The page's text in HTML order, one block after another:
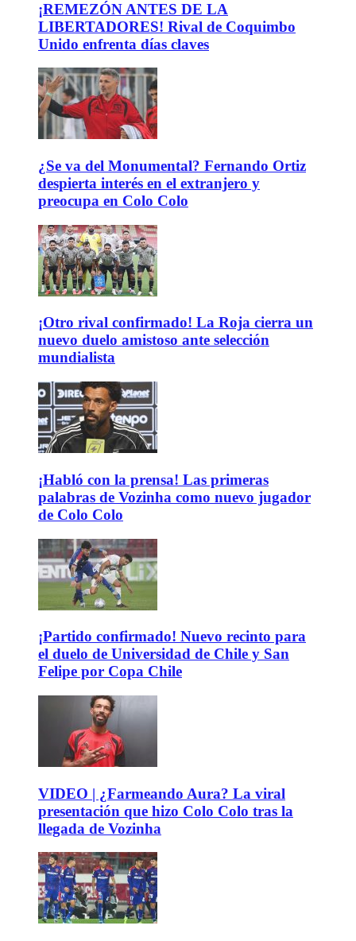
¡REMEZÓN ANTES DE LA
LIBERTADORES! Rival de Coquimbo
Unido enfrenta días claves
¿Se va del Monumental? Fernando Ortiz
despierta interés en el extranjero y
preocupa en Colo Colo
¡Otro rival confirmado! La Roja cierra un
nuevo duelo amistoso ante selección
mundialista
¡Habló con la prensa! Las primeras
palabras de Vozinha como nuevo jugador
de Colo Colo
¡Partido confirmado! Nuevo recinto para
el duelo de Universidad de Chile y San
Felipe por Copa Chile
VIDEO | ¿Farmeando Aura? La viral
presentación que hizo Colo Colo tras la
llegada de Vozinha